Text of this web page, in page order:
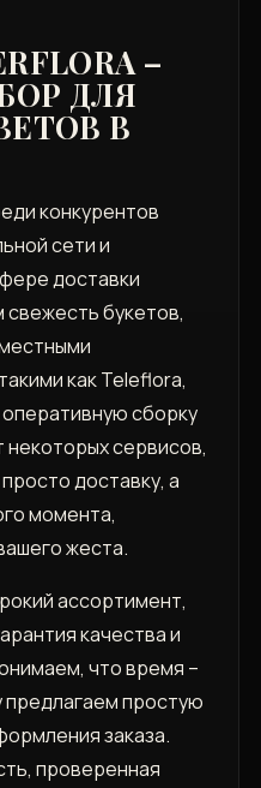
–
ДЛЯ
В
конкурентов
сети и
доставки
букетов,
как Teleflora,
сборку
некоторых сервисов,
доставку, а
момента,
жеста.
ассортимент,
качества и
что время –
простую
заказа.
проверенная